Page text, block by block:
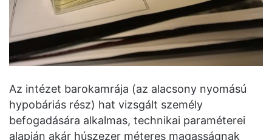
Az intézet barokamrája (az alacsony nyomású
hypobáriás rész) hat vizsgált személy
befogadására alkalmas, technikai paraméterei
alapján akár húszezer méteres magasságnak